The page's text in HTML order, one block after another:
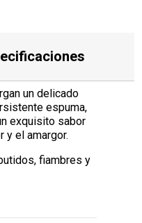
un delicado
espuma,
exquisito sabor
y el amargor.
fiambres y